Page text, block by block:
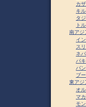
カ
キ
タ
ト
南アジ
イ
ス
ネ
パ
バ
ブ
東アジ
オ
マ
モ